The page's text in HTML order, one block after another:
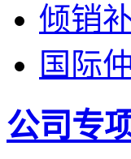
倾销
国际
公司专